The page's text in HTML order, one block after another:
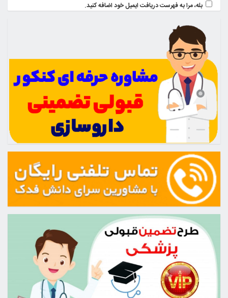
بله، مرا به فهرست دریافت ایمیل خود اضافه کنید.